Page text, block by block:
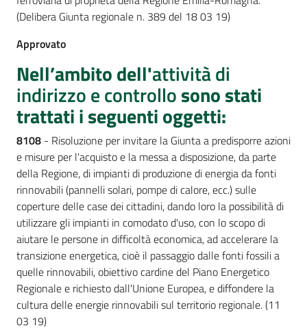
(Delibera Giunta regionale n. 389 del 18 03 19)
Approvato
Nell’ambito dell'attività di
indirizzo e controllosono stati
trattati i seguenti oggetti:
8108 - Risoluzione per invitare la Giunta a predisporre azioni
e misure per l'acquisto e la messa a disposizione, da parte
della Regione, di impianti di produzione di energia da fonti
rinnovabili (pannelli solari, pompe di calore, ecc.) sulle
coperture delle case dei cittadini, dando loro la possibilità di
utilizzare gli impianti in comodato d'uso, con lo scopo di
aiutare le persone in difficoltà economica, ad accelerare la
transizione energetica, cioè il passaggio dalle fonti fossili a
quelle rinnovabili, obiettivo cardine del Piano Energetico
Regionale e richiesto dall'Unione Europea, e diffondere la
cultura delle energie rinnovabili sul territorio regionale. (11
03 19)